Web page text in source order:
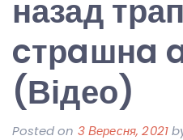
назад
cтрaшнa
(Відео)
Posted on 3 Вересня, 2021